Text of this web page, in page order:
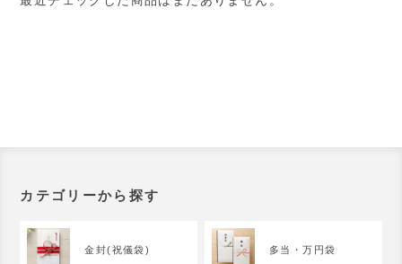
カテゴリーから探す
金封(祝儀袋) 多当・万円袋